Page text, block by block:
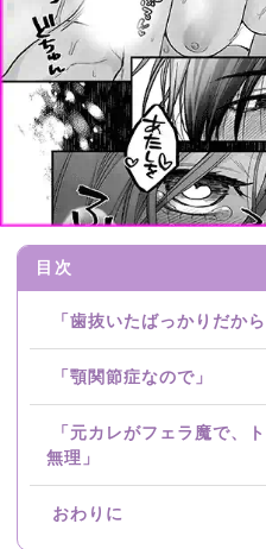
目次
「歯抜いたばっかりだから
「顎関節症なので」
「元カレがフェラ魔で、
無理」
おわりに